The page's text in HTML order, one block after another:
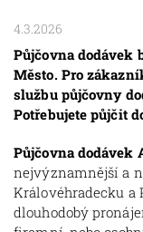
4.3.2026
Půjčovna dodávek
Město. Pro
službu půjčovny
Potřebujete půjčit
Půjčovna dodávek
nejvýznamnější a
Královéhradecku a
dlouhodobý